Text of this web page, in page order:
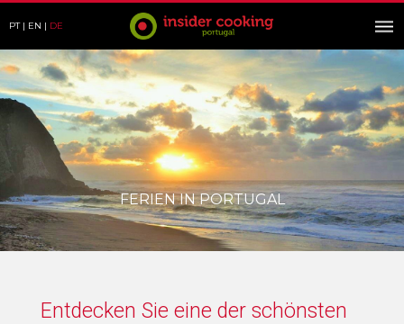
PT EN DE
FERIEN IN PORTUGAL
Entdecken Sie eine der schönsten